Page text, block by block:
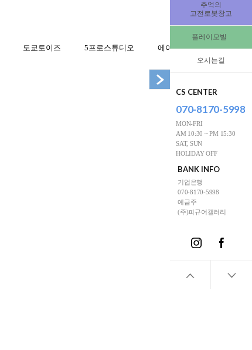
추억의
고전로봇창고
플레이모빌
오시는길
CS CENTER
070-8170-5998
MON-FRI
AM 10:30 ~ PM 15:30
SAT, SUN
HOLIDAY OFF
BANK INFO
기업은행
070-8170-5998
예금주
(주)피규어갤러리
도쿄토이즈 5프로스튜디오 에이치엘 초합금 커